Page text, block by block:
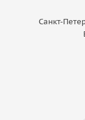
Санкт-